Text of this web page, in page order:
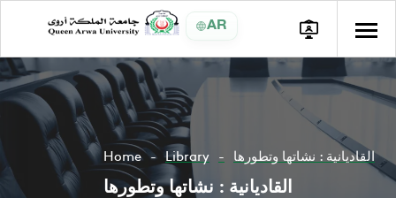
AR
Home Library القاديانية : نشاتها وتطورها
القاديانية : نشاتها وتطورها